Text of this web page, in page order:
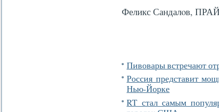
Феликс Сандалοв,
Пивовары встречают
Россия представит
Нью-Йорке
RT стал самым